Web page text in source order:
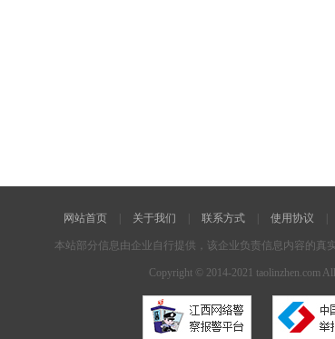
网站首页 关于我们 联系方式 使用协议
本站部分信息由企业自行提供，该企业负责信息内容的真
Copyright © 2014-2021 taolinzhen.comAll